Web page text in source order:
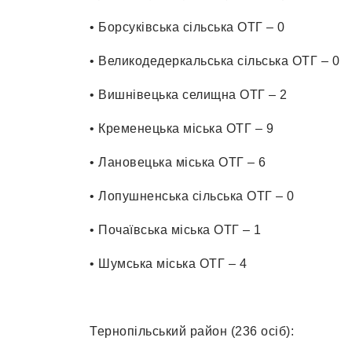
• Борсуківська сільська ОТГ – 0
• Великодедеркальська сільська ОТГ – 0
• Вишнівецька селищна ОТГ – 2
• Кременецька міська ОТГ – 9
• Лановецька міська ОТГ – 6
• Лопушненська сільська ОТГ – 0
• Почаївська міська ОТГ – 1
• Шумська міська ОТГ – 4
Тернопільський район (236 осіб):